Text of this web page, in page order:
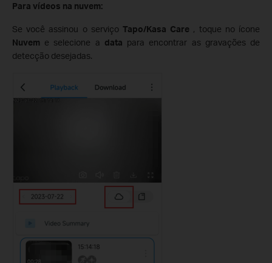
Para vídeos na nuvem:
Se você assinou o serviço Tapo/Kasa Care , toque no ícone
Nuvem e selecione a data para encontrar as gravações de
detecção desejadas.